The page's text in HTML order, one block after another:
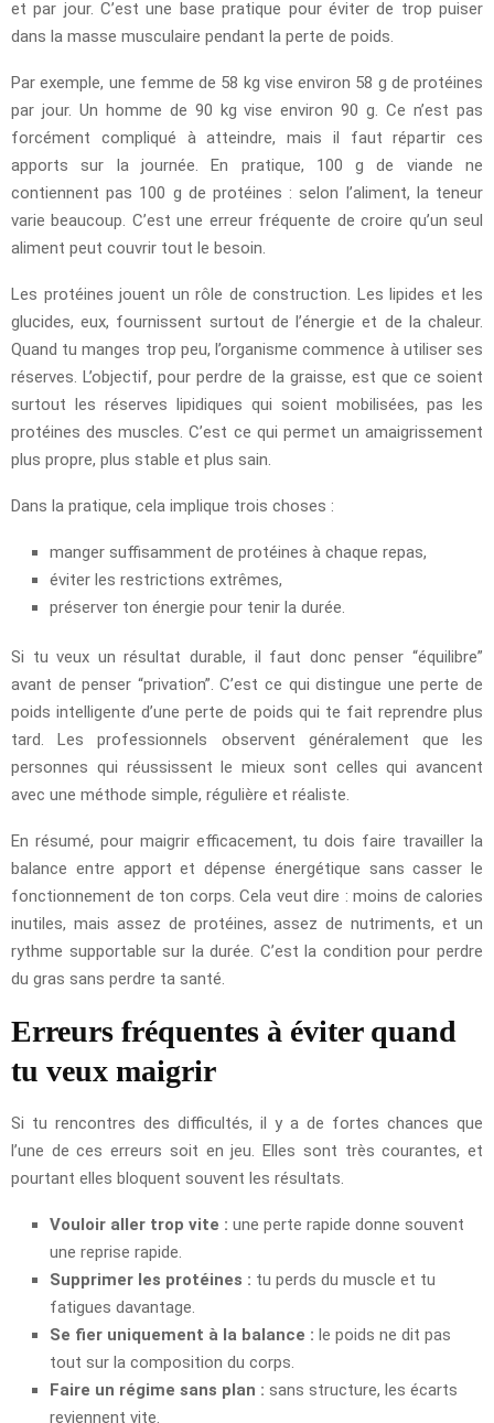
et par jour. C’est une base pratique pour éviter de trop puiser
dans la masse musculaire pendant la perte de poids.
Par exemple, une femme de 58 kg vise environ 58 g de protéines
par jour. Un homme de 90 kg vise environ 90 g. Ce n’est pas
forcément compliqué à atteindre, mais il faut répartir ces
apports sur la journée. En pratique, 100 g de viande ne
contiennent pas 100 g de protéines : selon l’aliment, la teneur
varie beaucoup. C’est une erreur fréquente de croire qu’un seul
aliment peut couvrir tout le besoin.
Les protéines jouent un rôle de construction. Les lipides et les
glucides, eux, fournissent surtout de l’énergie et de la chaleur.
Quand tu manges trop peu, l’organisme commence à utiliser ses
réserves. L’objectif, pour perdre de la graisse, est que ce soient
surtout les réserves lipidiques qui soient mobilisées, pas les
protéines des muscles. C’est ce qui permet un amaigrissement
plus propre, plus stable et plus sain.
Dans la pratique, cela implique trois choses :
manger suffisamment de protéines à chaque repas,
éviter les restrictions extrêmes,
préserver ton énergie pour tenir la durée.
Si tu veux un résultat durable, il faut donc penser “équilibre”
avant de penser “privation”. C’est ce qui distingue une perte de
poids intelligente d’une perte de poids qui te fait reprendre plus
tard. Les professionnels observent généralement que les
personnes qui réussissent le mieux sont celles qui avancent
avec une méthode simple, régulière et réaliste.
En résumé, pour maigrir efficacement, tu dois faire travailler la
balance entre apport et dépense énergétique sans casser le
fonctionnement de ton corps. Cela veut dire : moins de calories
inutiles, mais assez de protéines, assez de nutriments, et un
rythme supportable sur la durée. C’est la condition pour perdre
du gras sans perdre ta santé.
Erreurs fréquentes à éviter quand
tu veux maigrir
Si tu rencontres des difficultés, il y a de fortes chances que
l’une de ces erreurs soit en jeu. Elles sont très courantes, et
pourtant elles bloquent souvent les résultats.
Vouloir aller trop vite : une perte rapide donne souvent
une reprise rapide.
Supprimer les protéines : tu perds du muscle et tu
fatigues davantage.
Se fier uniquement à la balance : le poids ne dit pas
tout sur la composition du corps.
Faire un régime sans plan : sans structure, les écarts
reviennent vite.